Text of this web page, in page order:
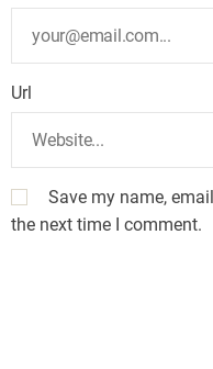
Url
Save my name,
the next time I comment.